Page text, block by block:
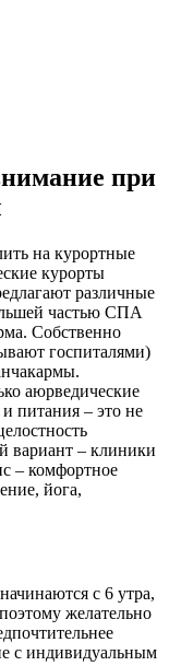
при
на курортные
курорты
различные
частью СПА
Собственно
госпиталями)
аюрведические
питания – это не
вариант – клиники
– комфортное
йога,
с 6 утра,
желательно
с индивидуальным